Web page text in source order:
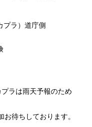
プラ）道庁側
ラは雨天予報のため
待ちしております。